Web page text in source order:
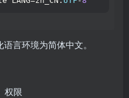
言环境为简体中文。
权限